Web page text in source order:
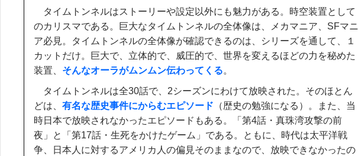
タイムトンネルはストーリーや設定以外にも魅力がある。時空装置として
のカリスマである。巨大なタイムトンネルの全体像は、メカマニア、SFマニ
ア必見。タイムトンネルの全体像が確認できるのは、シリーズを通して、１
カットだけ。巨大で、立体的で、威圧的で、世界を変えるほどの力を秘めた
装置、 そんなオーラがムンムン伝わってくる。
タイムトンネルは全30話で、2シーズンにわけて放映された。そのほとん
どは、 有名な歴史事件にからむエピソード （歴史の勉強になる）。また、当
時日本で放映されなかったエピソードもある。「第4話・真珠湾攻撃の前
夜」と「第17話・生死をかけたゲーム」である。ともに、時代は太平洋戦
争、日本人に対するアメリカ人の偏見そのままなので、放映できなかったの